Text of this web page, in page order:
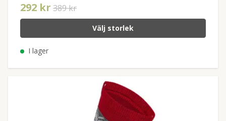
292 kr 389 kr
Välj storlek
I lager